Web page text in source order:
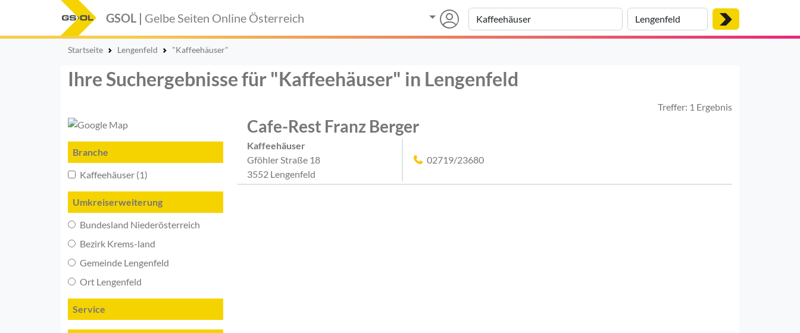
GSOL | Gelbe Seiten Online Österreich
Startseite Lengenfeld "Kaffeehäuser"
Ihre Suchergebnisse für "Kaffeehäuser" in Lengenfeld
Treffer: 1 Ergebnis
Branche
Kaffeehäuser (1)
Umkreiserweiterung
Bundesland Niederösterreich
Bezirk Krems-land
Gemeinde Lengenfeld
Ort Lengenfeld
Service
Cafe-Rest Franz Berger
Kaffeehäuser
Gföhler Straße 18
3552 Lengenfeld
02719/23680